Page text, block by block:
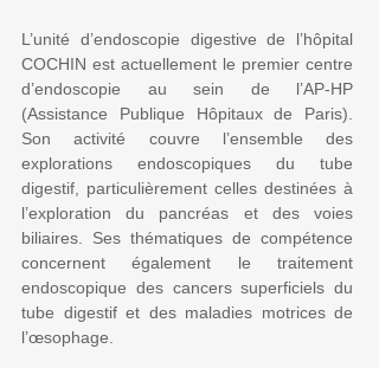
L’unité d’endoscopie digestive de l’hôpital
COCHIN est actuellement le premier centre
d’endoscopie au sein de l’AP-HP
(Assistance Publique Hôpitaux de Paris).
Son activité couvre l’ensemble des
explorations endoscopiques du tube
digestif, particulièrement celles destinées à
l’exploration du pancréas et des voies
biliaires. Ses thématiques de compétence
concernent également le traitement
endoscopique des cancers superficiels du
tube digestif et des maladies motrices de
l’œsophage.